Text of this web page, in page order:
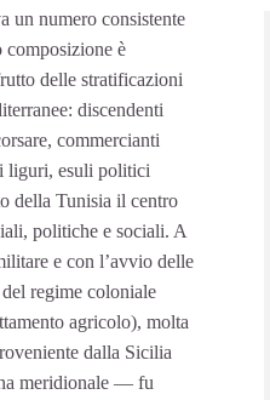
un numero consistente
è
delle stratificazioni
discendenti
commercianti
liguri, esuli politici
della Tunisia il centro
politiche e sociali. A
e con l’avvio delle
regime coloniale
agricolo), molta
dalla Sicilia
meridionale — fu